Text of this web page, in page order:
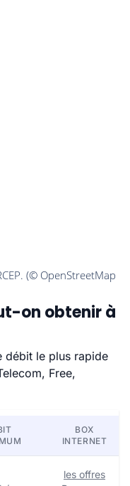
on obtenir à
débit le plus rapide
Free,
BOX
INTERNET
les offres